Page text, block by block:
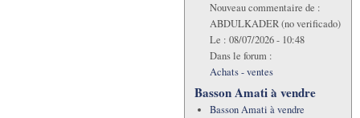
Nouveau commentaire de :
ABDULKADER (no verificado)
Le : 08/07/2026 - 10:48
Dans le forum :
Achats - ventes
Basson Amati à vendre
Basson Amati à vendre